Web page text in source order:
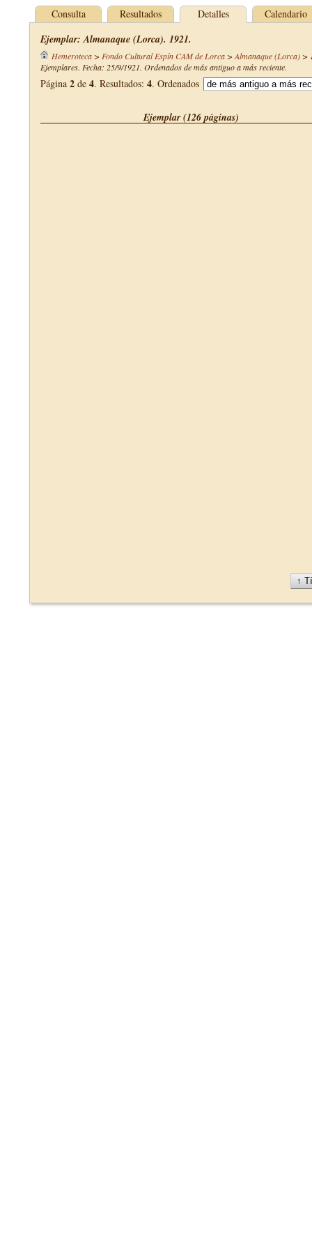
Consulta Resultados Detalles Calendario
Ejemplar: Almanaque (Lorca). 1921.
Hemeroteca> Fondo Cultural Espín CAM de Lorca> Almanaque (Lorca)>
Ejemplares. Fecha: 25/9/1921. Ordenados de más antiguo a más reciente.
Página 2 de 4. Resultados: 4. Ordenados
Ejemplar (126 páginas)